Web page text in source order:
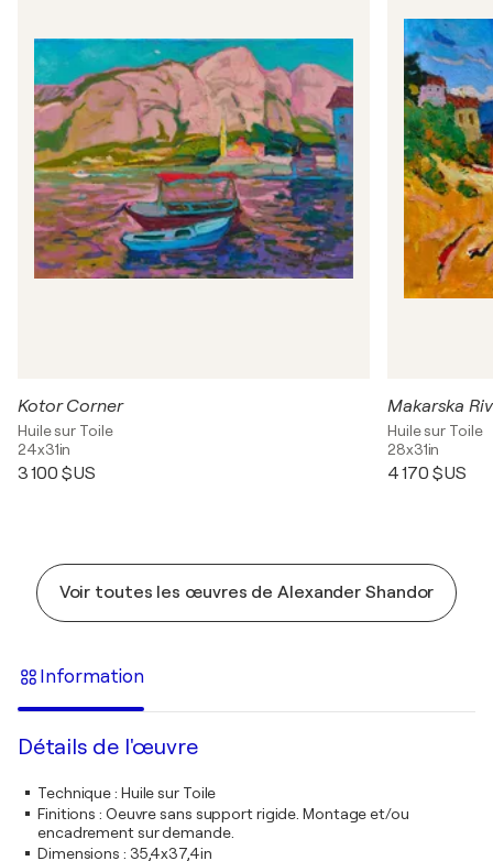
Kotor Corner
Huile sur Toile
24x31in
3 100 $US
Makarska
Huile sur Toile
28x31in
4 170 $US
Voir toutes les œuvres de Alexander Shandor
Information
Détails de l'œuvre
Technique: Huile sur Toile
Finitions : Oeuvre sans support rigide. Montage et/ou
encadrement sur demande.
Dimensions : 35,4x37,4in